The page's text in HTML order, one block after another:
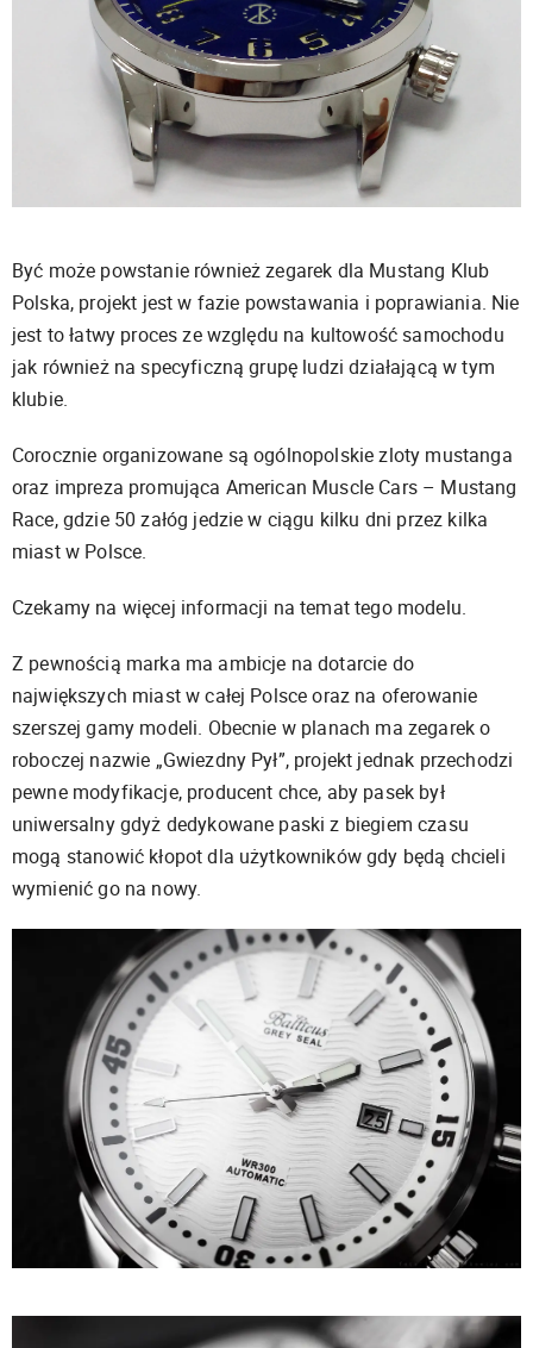
Być może powstanie również zegarek dla Mustang Klub
Polska, projekt jest w fazie powstawania i poprawiania. Nie
jest to łatwy proces ze względu na kultowość samochodu
jak również na specyficzną grupę ludzi działającą w tym
klubie.
Corocznie organizowane są ogólnopolskie zloty mustanga
oraz impreza promująca American Muscle Cars – Mustang
Race, gdzie 50 załóg jedzie w ciągu kilku dni przez kilka
miast w Polsce.
Czekamy na więcej informacji na temat tego modelu.
Z pewnością marka ma ambicje na dotarcie do
największych miast w całej Polsce oraz na oferowanie
szerszej gamy modeli. Obecnie w planach ma zegarek o
roboczej nazwie „Gwiezdny Pył”, projekt jednak przechodzi
pewne modyfikacje, producent chce, aby pasek był
uniwersalny gdyż dedykowane paski z biegiem czasu
mogą stanowić kłopot dla użytkowników gdy będą chcieli
wymienić go na nowy.